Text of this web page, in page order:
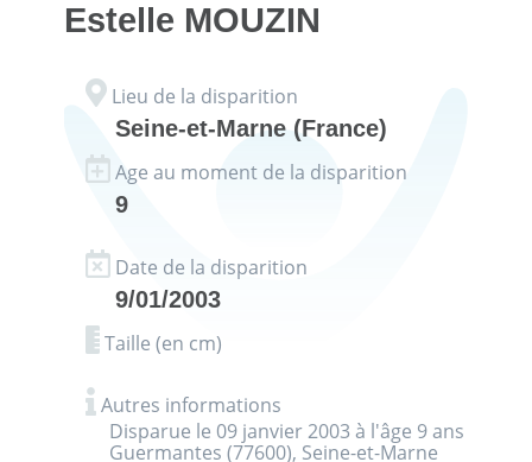
Estelle MOUZIN
Lieu de la disparition
Seine-et-Marne (France)
Age au moment de la disparition
9
Date de la disparition
9/01/2003
Taille (en cm)
Autres informations
Disparue le 09 janvier 2003 à l'âge 9 ans
Guermantes (77600), Seine-et-Marne